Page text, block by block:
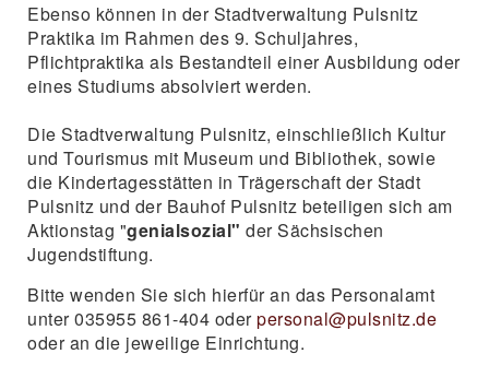
Ebenso können in der Stadtverwaltung Pulsnitz
Praktika im Rahmen des 9. Schuljahres,
Pflichtpraktika als Bestandteil einer Ausbildung oder
eines Studiums absolviert werden.
Die Stadtverwaltung Pulsnitz, einschließlich Kultur
und Tourismus mit Museum und Bibliothek, sowie
die Kindertagesstätten in Trägerschaft der Stadt
Pulsnitz und der Bauhof Pulsnitz beteiligen sich am
Aktionstag "genialsozial" der Sächsischen
Jugendstiftung.
Bitte wenden Sie sich hierfür an das Personalamt
unter 035955 861-404 oderpersonal@pulsnitz.de
oder an die jeweilige Einrichtung.